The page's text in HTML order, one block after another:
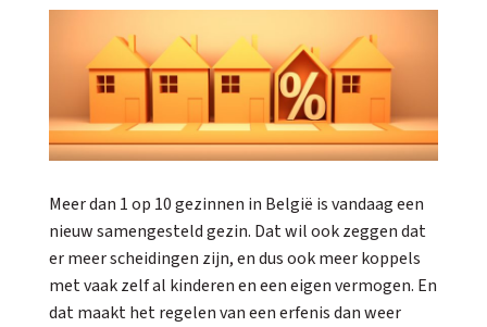
Meer dan 1 op 10 gezinnen in België is vandaag een
nieuw samengesteld gezin. Dat wil ook zeggen dat
er meer scheidingen zijn, en dus ook meer koppels
met vaak zelf al kinderen en een eigen vermogen. En
dat maakt het regelen van een erfenis dan weer